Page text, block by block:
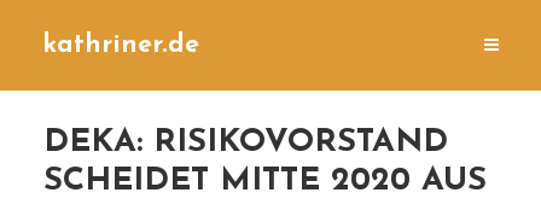
kathriner.de
DEKA: RISIKOVORSTAND
SCHEIDET MITTE 2020 AUS